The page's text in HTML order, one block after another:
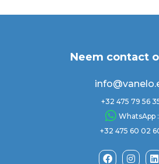
Neem contact
+32 475 79 56
WhatsApp :
+32 475 60 02